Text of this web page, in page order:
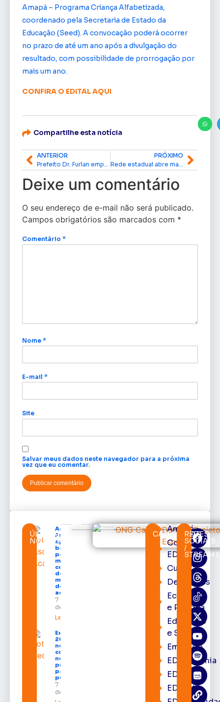
Amapá – Programa Criança Alfabetizada,
coordenado pela Secretaria de Estado da
Educação (Seed). A convocação poderá ocorrer
no prazo de até um ano após a divulgação do
resultado, com possibilidade de prorrogação por
mais um ano.
CONFIRA O EDITAL AQUI
Compartilhe esta notícia
ANTERIOR
Prefeito Dr. Furlan empossa novo secretário municipal de Esporte e Lazer de Macapá
PRÓXIMO
Rede estadual abre matrículas unificadas para Ensino Médio a partir desta terça-feira
Deixe um comentário
O seu endereço de e-mail não será publicado.
Campos obrigatórios são marcados com *
Comentário *
Nome *
E-mail *
Site
Salvar meus dados neste navegador para a próxima
vez que eu comentar.
ÚLTIMAS
NOTÍCIAS
Acácio
Favacho
apresenta
balanço
parcial do
mandato
com mais
de R$ 668
milhões
destinados
ao Amapá
7 de agosto
de 2026
Leia mais »
Expofeira
2026 começa
neste sábado
com shows,
negócios e
programação
para todos os
públicos
7 de agosto
de 2026
CATEGORIAS
Amapá
Cortes
EDcast
Cultura
Destaques
Economia
e Política
Educação
e Saúde
Emprego
EDacademia
EDbrasília
EDcast
REDES
SOCIAIS
/
STREAMS